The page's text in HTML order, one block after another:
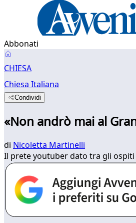
Abbonati
CHIESA
Chiesa Italiana
Condividi
«Non andrò mai al
di Nicoletta Martinelli
Il prete youtuber dato tra gli ospiti